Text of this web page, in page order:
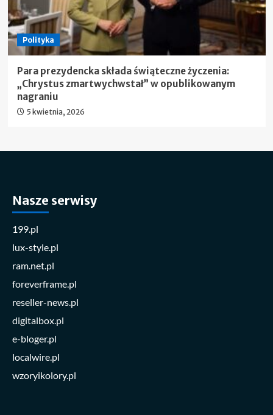
Polityka
Para prezydencka składa świąteczne życzenia:
„Chrystus zmartwychwstał” w opublikowanym
nagraniu
5 kwietnia, 2026
Nasze serwisy
199.pl
lux-style.pl
ram.net.pl
foreverframe.pl
reseller-news.pl
digitalbox.pl
e-bloger.pl
localwire.pl
wzoryikolory.pl